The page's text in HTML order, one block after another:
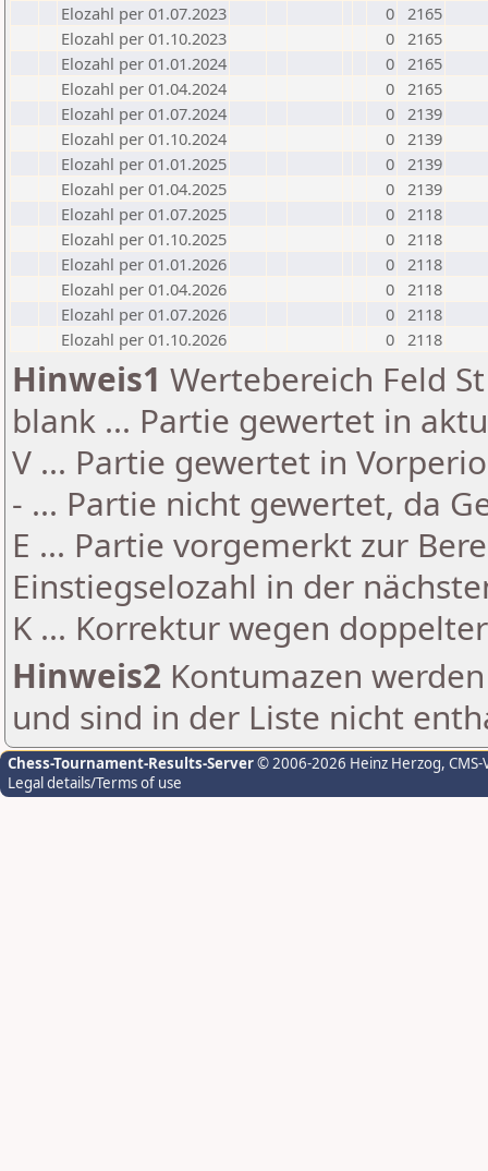
Elozahl per 01.07.2023
0 2165
Elozahl per 01.10.2023
0 2165
Elozahl per 01.01.2024
0 2165
Elozahl per 01.04.2024
0 2165
Elozahl per 01.07.2024
0 2139
Elozahl per 01.10.2024
0 2139
Elozahl per 01.01.2025
0 2139
Elozahl per 01.04.2025
0 2139
Elozahl per 01.07.2025
0 2118
Elozahl per 01.10.2025
0 2118
Elozahl per 01.01.2026
0 2118
Elozahl per 01.04.2026
0 2118
Elozahl per 01.07.2026
0 2118
Elozahl per 01.10.2026
0 2118
Hinweis1 Wertebereich Feld
blank ... Partie gewertet in
V ... Partie gewertet in
- ... Partie nicht gewertet, da
E ... Partie vorgemerkt zur
Einstiegselozahl in der
K ... Korrektur wegen
Hinweis2 Kontumazen
und sind in der Liste nicht
Chess-Tournament-Results-Server© 2006-2026 Heinz Herzog,
Legal details/Terms of use